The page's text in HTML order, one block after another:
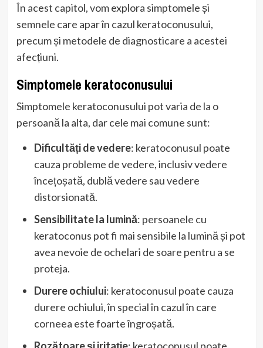
În acest capitol, vom explora simptomele și
semnele care apar în cazul keratoconusului,
precum și metodele de diagnosticare a acestei
afecțiuni.
Simptomele keratoconusului
Simptomele keratoconusului pot varia de la o
persoană la alta, dar cele mai comune sunt:
Dificultăți de vedere: keratoconusul poate
cauza probleme de vedere, inclusiv vedere
încețoșată, dublă vedere sau vedere
distorsionată.
Sensibilitate la lumină: persoanele cu
keratoconus pot fi mai sensibile la lumină și pot
avea nevoie de ochelari de soare pentru a se
proteja.
Durere ochiului: keratoconusul poate cauza
durere ochiului, în special în cazul în care
corneea este foarte îngroșată.